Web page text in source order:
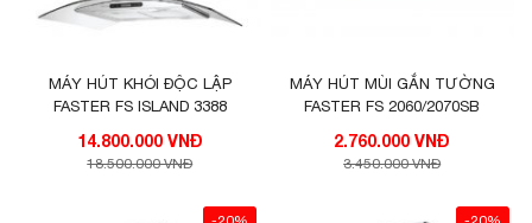
MÁY HÚT KHÓI ĐỘC LẬP
FASTER FS ISLAND 3388
14.800.000 VNĐ
18.500.000 VNĐ
MÁY HÚT MÙI GẮN TƯỜNG
FASTER FS 2060/2070SB
2.760.000 VNĐ
3.450.000 VNĐ